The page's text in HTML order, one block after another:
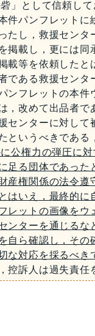
」として信頼して
件パンフレットに
たし，救援センタ
掲載し，更には同
載等を依頼したと
である救援センタ
ンフレットの本件
，改めて出品者で
センターに対して
というべきである
公権力の弾圧に
足る団体であった
産権関係の法令遵
はいえ，最終的に
レットの画像をウ
ンターを通じるな
自ら確認し，その
な対応を採るべき
控訴人は過失責任